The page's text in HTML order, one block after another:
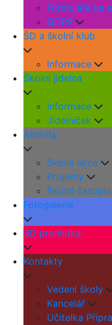
Formuláře ke
GDPR
ŠD a školní klub
Informace
Školní jídelna
Informace
Jídelníček
Aktivity
Školní akce
Projekty
Školní
Fotogalerie
3D prohlídka
Kontakty
Vedení školy
Kancelář
Učitelka